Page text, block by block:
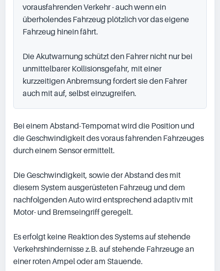
vorausfahrenden Verkehr - auch wenn ein
überholendes Fahrzeug plötzlich vor das eigene
Fahrzeug hinein fährt.
Die Akutwarnung schützt den Fahrer nicht nur bei
unmittelbarer Kollisionsgefahr, mit einer
kurzzeitigen Anbremsung fordert sie den Fahrer
auch mit auf, selbst einzugreifen.
Bei einem Abstand-Tempomat wird die Position und
die Geschwindigkeit des voraus fahrenden Fahrzeuges
durch einem Sensor ermittelt.
Die Geschwindigkeit, sowie der Abstand des mit
diesem System ausgerüsteten Fahrzeug und dem
nachfolgenden Auto wird entsprechend adaptiv mit
Motor- und Bremseingriff geregelt.
Es erfolgt keine Reaktion des Systems auf stehende
Verkehrshindernisse z.B. auf stehende Fahrzeuge an
einer roten Ampel oder am Stauende.